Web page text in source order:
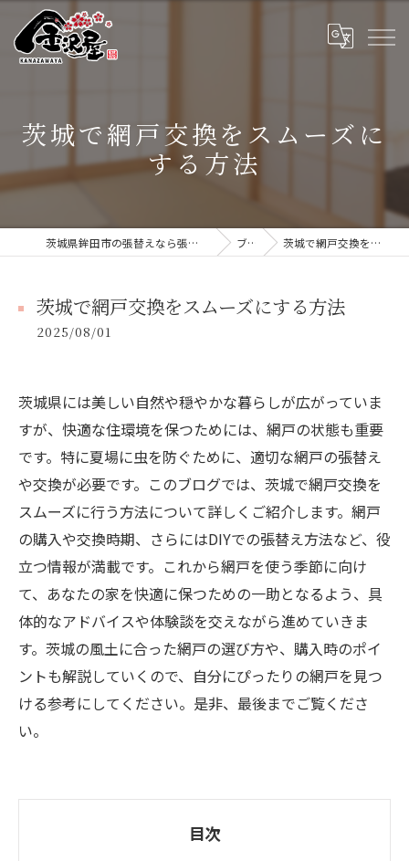
茨城で網戸交換をスムーズに
する方法
茨城県鉾田市の張替えなら張替本舗 金沢屋 大洗・鹿嶋店 ブログ 茨城で網戸交換をスムーズにする方法
茨城で網戸交換をスムーズにする方法
2025/08/01
茨城県には美しい自然や穏やかな暮らしが広がっていま
すが、快適な住環境を保つためには、網戸の状態も重要
です。特に夏場に虫を防ぐために、適切な網戸の張替え
や交換が必要です。このブログでは、茨城で網戸交換を
スムーズに行う方法について詳しくご紹介します。網戸
の購入や交換時期、さらにはDIYでの張替え方法など、役
立つ情報が満載です。これから網戸を使う季節に向け
て、あなたの家を快適に保つための一助となるよう、具
体的なアドバイスや体験談を交えながら進めていきま
す。茨城の風土に合った網戸の選び方や、購入時のポイ
ントも解説していくので、自分にぴったりの網戸を見つ
ける参考にしてください。是非、最後までご覧くださ
い。
目次